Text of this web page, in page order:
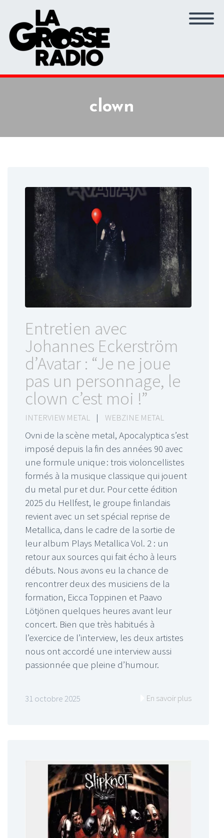
clown
Entretien avec
Johannes Eckerström
d’Avatar : “Je ne joue
pas un personnage, le
clown c’est moi !”
INTERVIEW METAL | WEBZINE METAL
Ovni de la scène metal, Apocalyptica s’est
imposé depuis la fin des années 90 avec
une formule unique : trois violoncellistes
formés à la musique classique qui jouent
du metal pur et dur. Pour cette édition
2025 du Hellfest, le groupe finlandais
revient avec un set spécial reprise de
Metallica, dans le cadre de la sortie de
leur album Plays Metallica Vol. 2 : un
retour aux sources qui fait écho à leurs
débuts. Nous avons eu la chance de
rencontrer deux des musiciens de la
formation, Eicca Toppinen et Paavo
Lötjönen quelques heures avant leur
concert. Bien que très habitués à
l’exercice de l’interview, les deux artistes
nous ont accordé une interview aussi
passionnée que pleine d’humour.
31 octobre 2025 En savoir plus